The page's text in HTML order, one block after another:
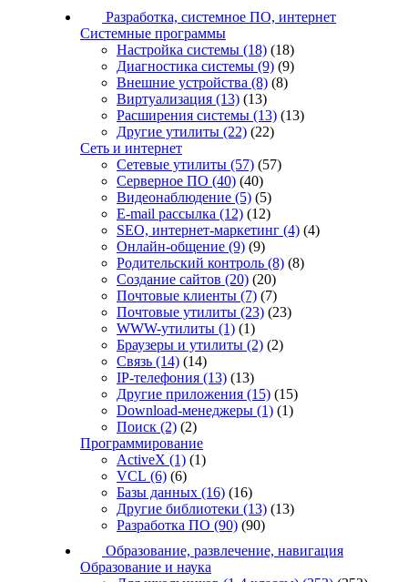
Разработка, системное ПО, интернет
Системные программы
Настройка системы (18) (18)
Диагностика системы (9) (9)
Внешние устройства (8) (8)
Виртуализация (13) (13)
Расширения системы (13) (13)
Другие утилиты (22) (22)
Сеть и интернет
Сетевые утилиты (57) (57)
Серверное ПО (40) (40)
Видеонаблюдение (5) (5)
E-mail рассылка (12) (12)
SEO, интернет-маркетинг (4) (4)
Онлайн-общение (9) (9)
Родительский контроль (8) (8)
Создание сайтов (20) (20)
Почтовые клиенты (7) (7)
Почтовые утилиты (23) (23)
WWW-утилиты (1) (1)
Браузеры и утилиты (2) (2)
Связь (14) (14)
IP-телефония (13) (13)
Другие приложения (15) (15)
Download-менеджеры (1) (1)
Поиск (2) (2)
Программирование
ActiveX (1) (1)
VCL (6) (6)
Базы данных (16) (16)
Другие библиотеки (13) (13)
Разработка ПО (90) (90)
Образование, развлечение, навигация
Образование и наука